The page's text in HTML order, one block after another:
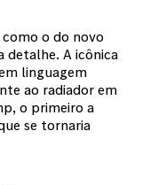
o do novo
detalhe. A icônica
linguagem
ao radiador em
o primeiro a
se tornaria